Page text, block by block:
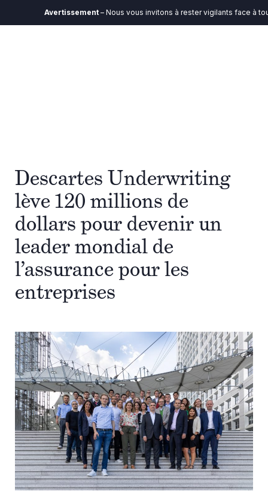
Avertissement– Nous vous invitons à rester vigilants face à toute
Descartes Underwriting
lève 120 millions de
dollars pour devenir un
leader mondial de
l’assurance pour les
entreprises